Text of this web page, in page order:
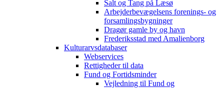
Salt og Tang på Læsø
Arbejderbevægelsens forenings- og
forsamlingsbygninger
Dragør gamle by og havn
Frederiksstad med Amalienborg
Kulturarvsdatabaser
Webservices
Rettigheder til data
Fund og Fortidsminder
Vejledning til Fund og